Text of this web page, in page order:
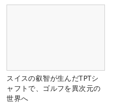
スイスの叡智が生んだTPTシ
ャフトで、ゴルフを異次元の
世界へ